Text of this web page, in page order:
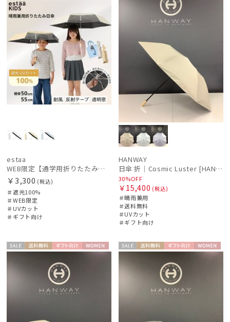
estaa
WEB限定【通学用折りたたみ日傘】キッズ日傘 プレーン 遮光100 UV100 耐風
￥3,300 (税込)
＃遮光100%
＃WEB限定
＃UVカット
＃ギフト向け
HANWAY
日傘 折｜Cosmic Luster [HANWAY]
30%OFF
￥15,400 (税込)
＃晴雨兼用
＃送料無料
＃UVカット
＃ギフト向け
セー
ル
送料無 ギフト
向け
WOME
セー
ル
送料無 ギフト
向け
WOME